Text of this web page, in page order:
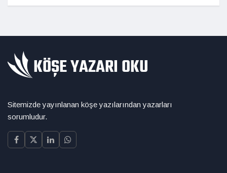
Sitemizde yayınlanan köşe yazılarından yazarları
sorumludur.